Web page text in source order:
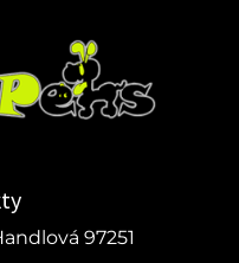
97251